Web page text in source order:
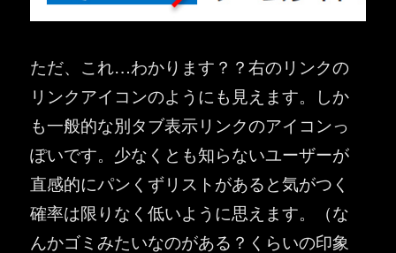
ただ、これ…わかります？？右のリンクの
リンクアイコンのようにも見えます。しか
も一般的な別タブ表示リンクのアイコンっ
ぽいです。少なくとも知らないユーザーが
直感的にパンくずリストがあると気がつく
確率は限りなく低いように思えます。（な
んかゴミみたいなのがある？くらいの印象